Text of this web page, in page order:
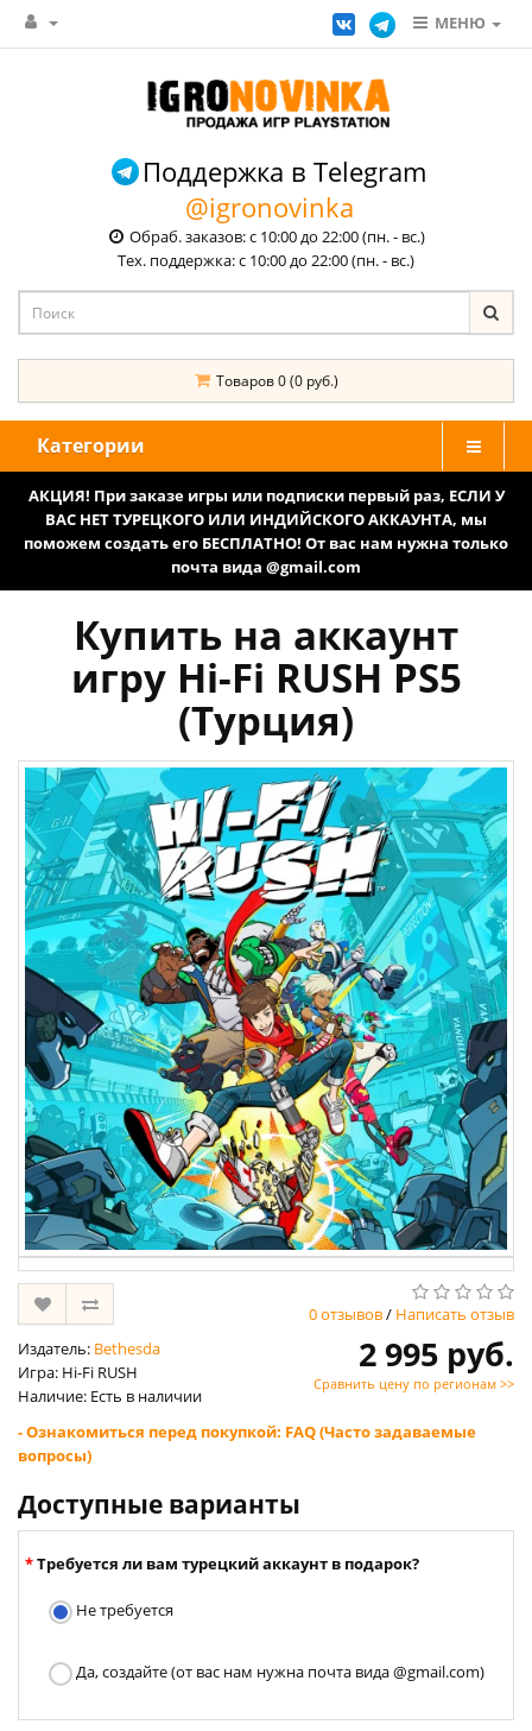
МЕНЮ
Поддержка в Telegram
@igronovinka
Обраб. заказов: с 10:00 до 22:00 (пн. - вс.)
Тех. поддержка: с 10:00 до 22:00 (пн. - вс.)
Товаров 0 (0 руб.)
Категории
АКЦИЯ! При заказе игры или подписки первый раз, ЕСЛИ У
ВАС НЕТ ТУРЕЦКОГО ИЛИ ИНДИЙСКОГО АККАУНТА, мы
поможем создать его БЕСПЛАТНО! От вас нам нужна только
почта вида @gmail.com
Купить на аккаунт
игру Hi-Fi RUSH PS5
(Турция)
0 отзывов/ Написать отзыв
Издатель: Bethesda
Игра: Hi-Fi RUSH
Наличие: Есть в наличии
2 995 руб.
Сравнить цену по регионам >>
- Ознакомиться перед покупкой: FAQ (Часто задаваемые
вопросы)
Доступные варианты
Требуется ли вам турецкий аккаунт в подарок?
Не требуется
Да, создайте (от вас нам нужна почта вида @gmail.com)